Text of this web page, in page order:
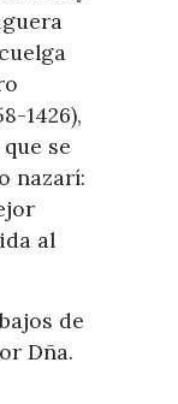
1426),
se
nazarí:
al
de
Dña.